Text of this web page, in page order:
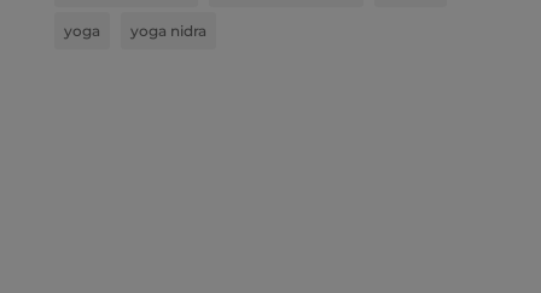
yoga yoga nidra